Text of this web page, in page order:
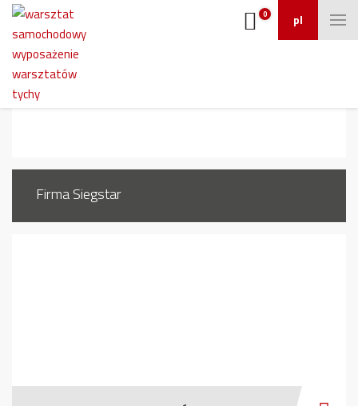
pl
0
650
Firma Siegstar